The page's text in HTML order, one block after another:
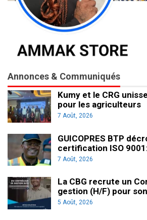
Annonces & Communiqués
Kumy et le CRG
pour les agriculteurs
7 Août, 2026
GUICOPRES BTP
certification ISO
7 Août, 2026
La CBG recrute un
gestion (H/F) pour
5 Août, 2026